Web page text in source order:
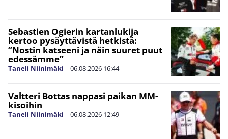
Sebastien Ogierin kartanlukija
kertoo pysäyttävistä hetkistä:
”Nostin katseeni ja näin suuret puut
edessämme”
Taneli Niinimäki | 06.08.2026 16:44
Valtteri Bottas nappasi paikan MM-
kisoihin
Taneli Niinimäki | 06.08.2026 12:49